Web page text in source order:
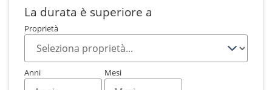
La durata è superiore a
Proprietà
Anni Mesi